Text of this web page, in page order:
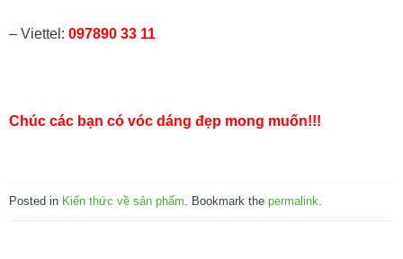
– Viettel: 097890 33 11
Chúc các bạn có vóc dáng đẹp mong muốn!!!
Posted in Kiến thức về sản phẩm. Bookmark the permalink.